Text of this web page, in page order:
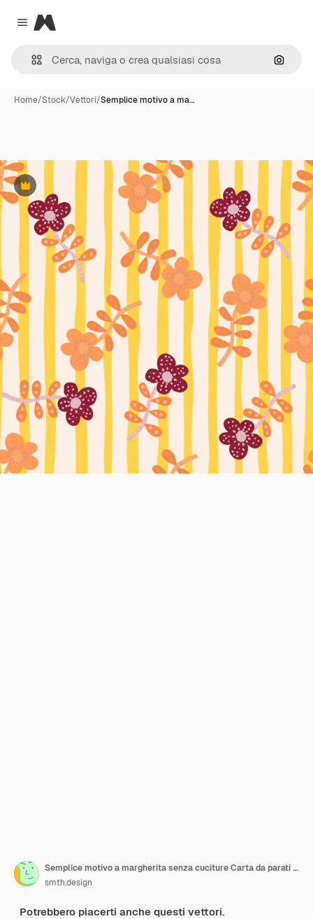
Close menu
Magnific
Cerca
Home/Stock/Vettori/Semplice motivo a ma…
Premium
Semplice motivo a margherita senza cuciture Carta da parati floreale Cute stampa ditsy
smth.design
Potrebbero piacerti anche questi vettori.